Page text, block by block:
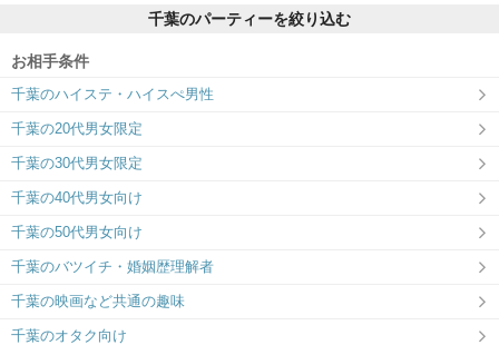
全席半個室で人目を気にせず安心婚活♡
千葉のパーティーを絞り込む
お相手条件
千葉のハイステ・ハイスぺ男性
千葉の20代男女限定
千葉の30代男女限定
千葉の40代男女向け
千葉の50代男女向け
千葉のバツイチ・婚姻歴理解者
千葉の映画など共通の趣味
千葉のオタク向け